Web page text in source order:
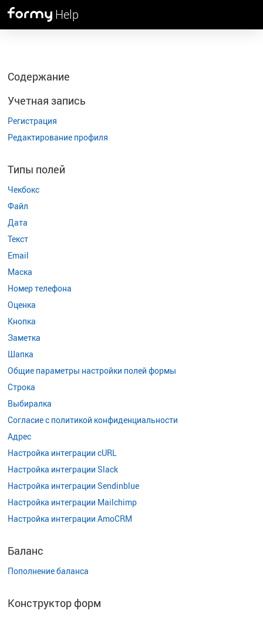
Help
Содержание
Учетная запись
Регистрация
Редактирование профиля
Типы полей
Чекбокс
Файл
Дата
Текст
Email
Маска
Номер телефона
Оценка
Кнопка
Заметка
Шапка
Общие параметры настройки полей формы
Строка
Выбиралка
Согласие с политикой конфиденциальности
Адрес
Настройка интеграции cURL
Настройка интеграции Slack
Настройка интеграции Sendinblue
Настройка интеграции Mailchimp
Настройка интеграции AmoCRM
Баланс
Пополнение баланса
Конструктор форм